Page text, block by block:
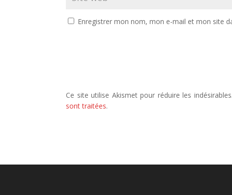
Enregistrer mon nom, mon e-mail et mon site
Ce site utilise Akismet pour réduire les indésirables.
sont traitées.